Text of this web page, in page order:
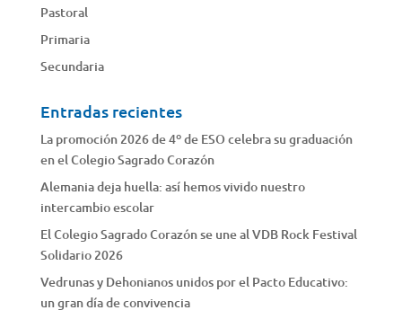
Pastoral
Primaria
Secundaria
Entradas recientes
La promoción 2026 de 4º de ESO celebra su graduación
en el Colegio Sagrado Corazón
Alemania deja huella: así hemos vivido nuestro
intercambio escolar
El Colegio Sagrado Corazón se une al VDB Rock Festival
Solidario 2026
Vedrunas y Dehonianos unidos por el Pacto Educativo:
un gran día de convivencia